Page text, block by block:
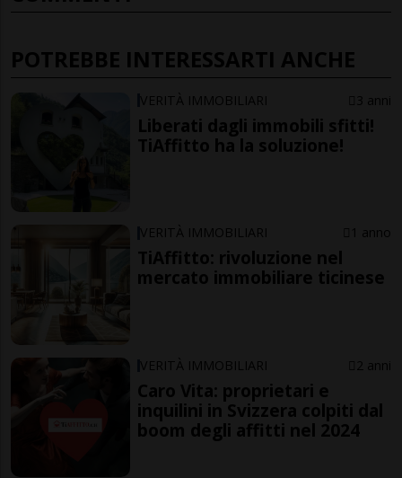
POTREBBE INTERESSARTI ANCHE
VERITÀ IMMOBILIARI 3 anni
Liberati dagli immobili sfitti!
TiAffitto ha la soluzione!
VERITÀ IMMOBILIARI 1 anno
TiAffitto: rivoluzione nel
mercato immobiliare ticinese
VERITÀ IMMOBILIARI 2 anni
Caro Vita: proprietari e
inquilini in Svizzera colpiti dal
boom degli affitti nel 2024